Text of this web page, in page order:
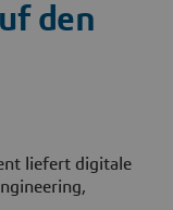
den
liefert digitale